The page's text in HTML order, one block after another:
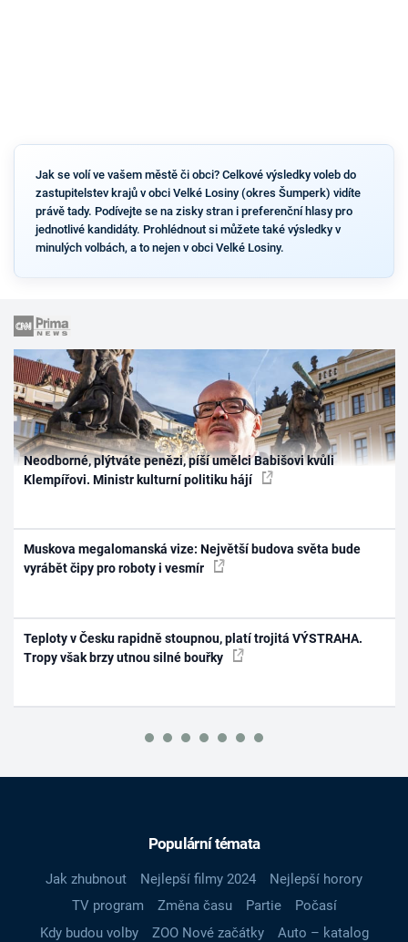
Jak se volí ve vašem městě či obci? Celkové výsledky voleb do
zastupitelstev krajů v obci Velké Losiny (okres Šumperk) vidíte
právě tady. Podívejte se na zisky stran i preferenční hlasy pro
jednotlivé kandidáty. Prohlédnout si můžete také výsledky v
minulých volbách, a to nejen v obci Velké Losiny.
Neodborné, plýtváte penězi, píší umělci Babišovi kvůli
Klempířovi. Ministr kulturní politiku hájí
Muskova megalomanská vize: Největší budova světa bude
vyrábět čipy pro roboty i vesmír
Teploty v Česku rapidně stoupnou, platí trojitá VÝSTRAHA.
Tropy však brzy utnou silné bouřky
Populární témata
Jak zhubnout Nejlepší filmy 2024
Nejlepší horory
TV program
Změna času Partie
Počasí
Kdy budou volby
ZOO Nové začátky
Auto – katalog